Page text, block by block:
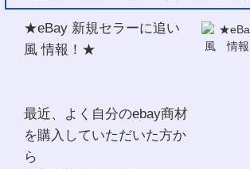
★eBay 新規セラーに追い
風 情報！★
最近、よく自分のebay商材
を購入していただいた方か
ら